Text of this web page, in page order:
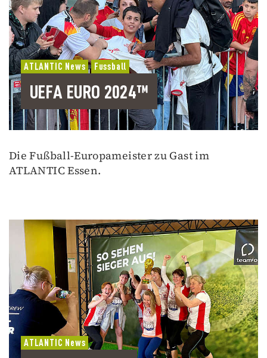
ATLANTIC News Fussball
UEFA EURO 2024™
Die Fußball-Europameister zu Gast im
ATLANTIC Essen.
ATLANTIC News